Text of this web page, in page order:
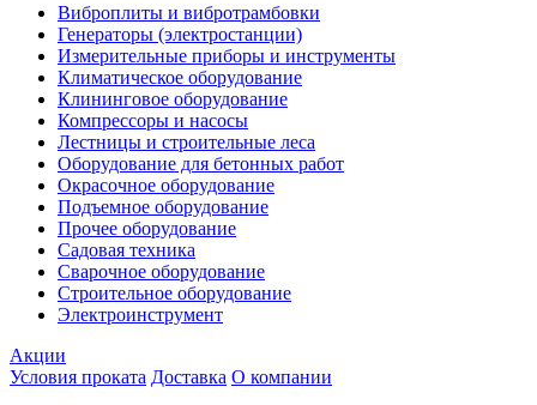
Виброплиты и вибротрамбовки
Генераторы (электростанции)
Измерительные приборы и инструменты
Климатическое оборудование
Клининговое оборудование
Компрессоры и насосы
Лестницы и строительные леса
Оборудование для бетонных работ
Окрасочное оборудование
Подъемное оборудование
Прочее оборудование
Садовая техника
Сварочное оборудование
Строительное оборудование
Электроинструмент
Акции
Условия проката Доставка О компании